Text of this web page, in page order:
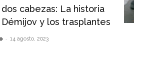
cabezas: La historia
y los trasplantes
- 14 agosto, 2023